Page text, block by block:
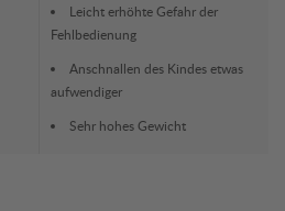
Leicht erhöhte Gefahr der
Fehlbedienung
Anschnallen des Kindes etwas
aufwendiger
Sehr hohes Gewicht